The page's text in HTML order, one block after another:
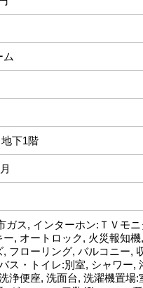
ム
下1階
ガス, インターホン:ＴＶモ
ー, オートロック, 火災報知
, フローリング, バルコニー,
ス・トイレ:別室, シャワー,
浄便座, 洗面台, 洗濯機置場: